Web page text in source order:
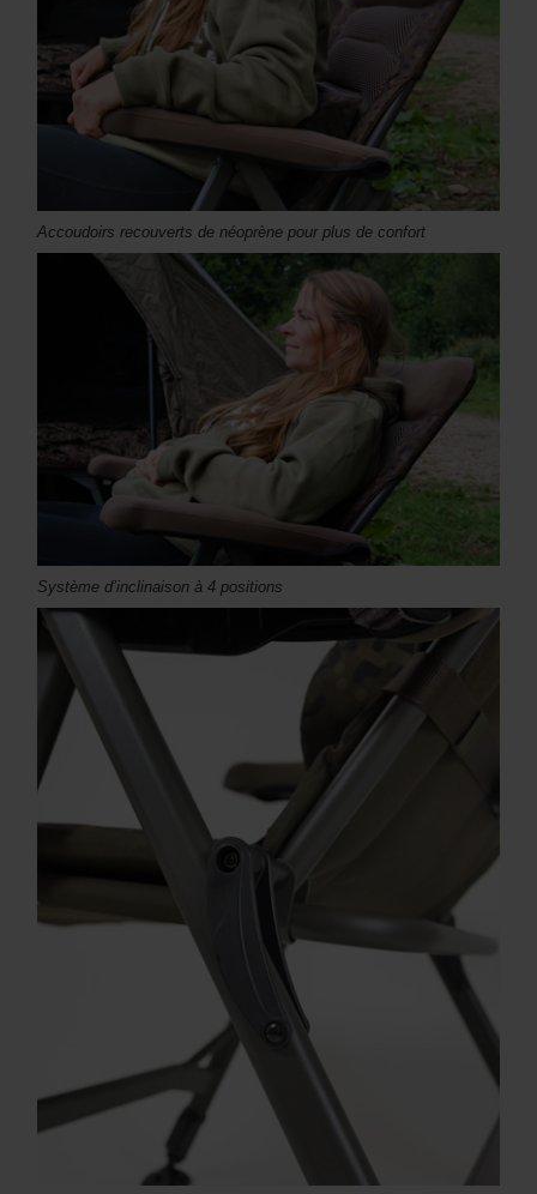
Accoudoirs recouverts de néoprène pour plus de confort
Système d’inclinaison à 4 positions